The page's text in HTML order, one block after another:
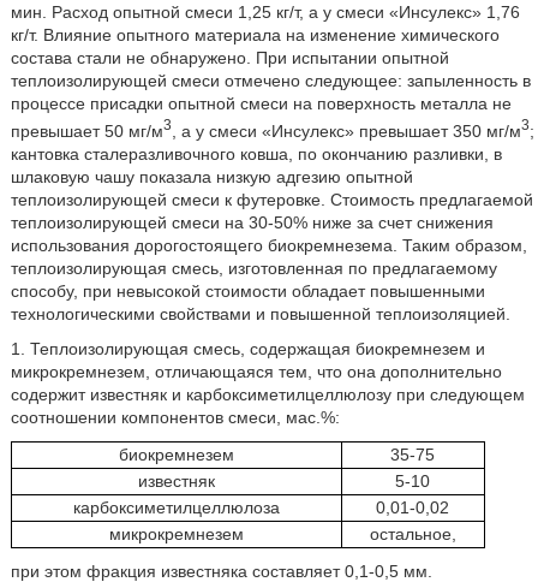
мин. Расход опытной смеси 1,25 кг/т, а у смеси «Инсулекс» 1,76
кг/т. Влияние опытного материала на изменение химического
состава стали не обнаружено. При испытании опытной
теплоизолирующей смеси отмечено следующее: запыленность в
процессе присадки опытной смеси на поверхность металла не
превышает 50 мг/м3 , а у смеси «Инсулекс» превышает 350 мг/м3;
кантовка сталеразливочного ковша, по окончанию разливки, в
шлаковую чашу показала низкую адгезию опытной
теплоизолирующей смеси к футеровке. Стоимость предлагаемой
теплоизолирующей смеси на 30-50% ниже за счет снижения
использования дорогостоящего биокремнезема. Таким образом,
теплоизолирующая смесь, изготовленная по предлагаемому
способу, при невысокой стоимости обладает повышенными
технологическими свойствами и повышенной теплоизоляцией.
1. Теплоизолирующая смесь, содержащая биокремнезем и
микрокремнезем, отличающаяся тем, что она дополнительно
содержит известняк и карбоксиметилцеллюлозу при следующем
соотношении компонентов смеси, мас.%:
биокремнезем
35-75
известняк
5-10
карбоксиметилцеллюлоза
0,01-0,02
микрокремнезем
остальное,
при этом фракция известняка составляет 0,1-0,5 мм.